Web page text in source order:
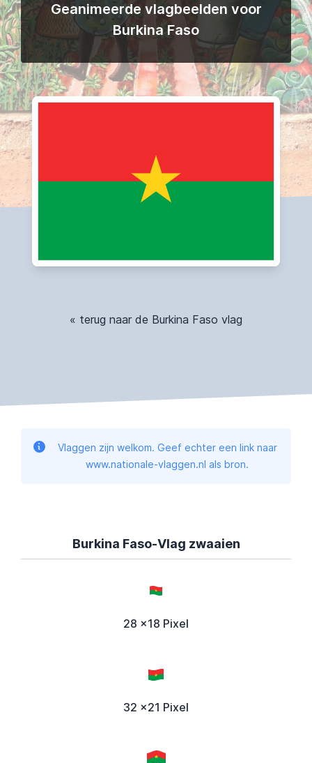
Geanimeerde vlagbeelden voor
Burkina Faso
« terug naar de Burkina Faso vlag
Vlaggen zijn welkom. Geef echter een link naar
www.nationale-vlaggen.nl als bron.
Burkina Faso-Vlag zwaaien
28 x18 Pixel
32 x21 Pixel